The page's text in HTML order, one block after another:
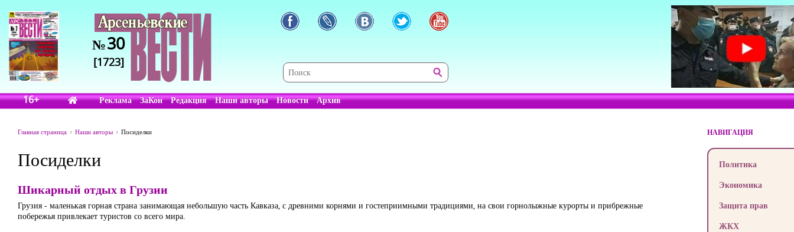
№30
[1723]
16+ Реклама ЗаКон Редакция Наши авторы Новости Архив
Главная страница Наши авторы Посиделки
Посиделки
Шикарный отдых в Грузии
Грузия - маленькая горная страна занимающая небольшую часть Кавказа, с древними корнями и гостеприимными традициями, на свои горнолыжные курорты и прибрежные
побережья привлекает туристов со всего мира.
НАВИГАЦИЯ
Политика
Экономика
Защита прав
ЖКХ